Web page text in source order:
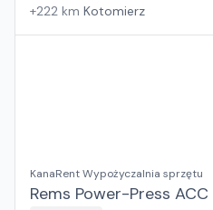
+222 km Kotomierz
KanaRent Wypożyczalnia sprzętu
Rems Power-Press ACC